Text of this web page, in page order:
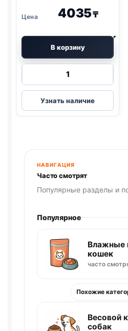
4035₸
В корзину
Количество
Purina
One
сух.
Узнать наличие
НАВИГАЦИЯ
Часто смотрят
Популярные разделы и
Популярное
Влажные
кошек
часто
Похожие
Весовой
собак